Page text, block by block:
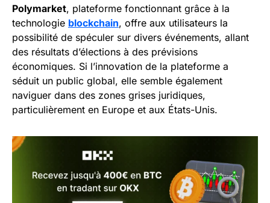
Polymarket, plateforme fonctionnant grâce à la
technologie blockchain, offre aux utilisateurs la
possibilité de spéculer sur divers événements, allant
des résultats d’élections à des prévisions
économiques. Si l’innovation de la plateforme a
séduit un public global, elle semble également
naviguer dans des zones grises juridiques,
particulièrement en Europe et aux États-Unis.